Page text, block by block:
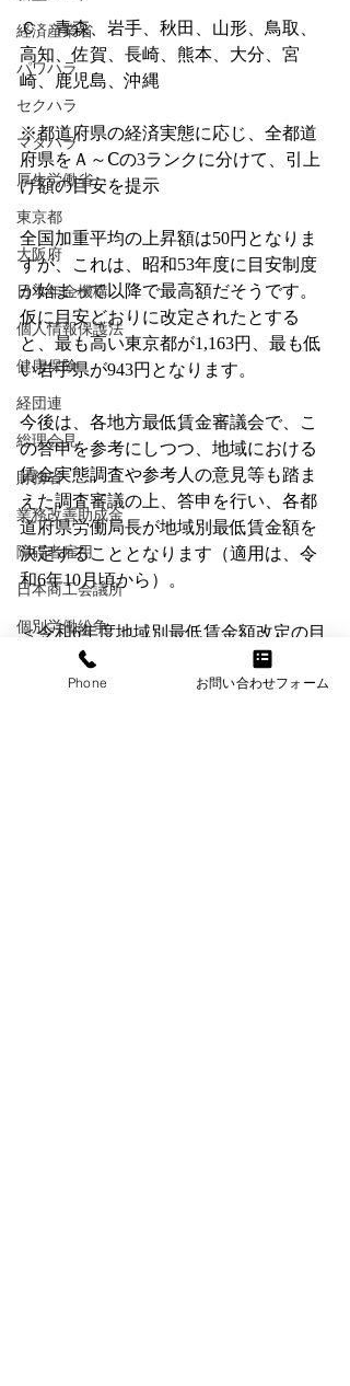
経済産業省
パワハラ
セクハラ
マタハラ
厚生労働省
東京都
大阪府
日本年金機構
個人情報保護法
健康保険
経団連
総理会見
財務省
業務改善助成金
障碍者雇用
日本商工会議所
個別労働紛争
労災特別加入
Ｃ　青森、岩手、秋田、山形、鳥取、
高知、佐賀、長崎、熊本、大分、宮
崎、鹿児島、沖縄
※都道府県の経済実態に応じ、全都道
府県をＡ～Ⅽの3ランクに分けて、引上
げ額の目安を提示
全国加重平均の上昇額は50円となりま
すが、これは、昭和53年度に目安制度
が始まって以降で最高額だそうです。
仮に目安どおりに改定されたとする
と、最も高い東京都が1,163円、最も低
い岩手県が943円となります。
今後は、各地方最低賃金審議会で、こ
の答申を参考にしつつ、地域における
賃金実態調査や参考人の意見等も踏ま
えた調査審議の上、答申を行い、各都
道府県労働局長が地域別最低賃金額を
決定することとなります（適用は、令
和6年10月頃から）。
＜令和6年度地域別最低賃金額改定の目
安について＞
詳しくは、こちら
Phone お問い合わせフォーム